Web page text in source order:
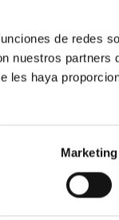
de redes
nuestros partners
les haya
Marketing